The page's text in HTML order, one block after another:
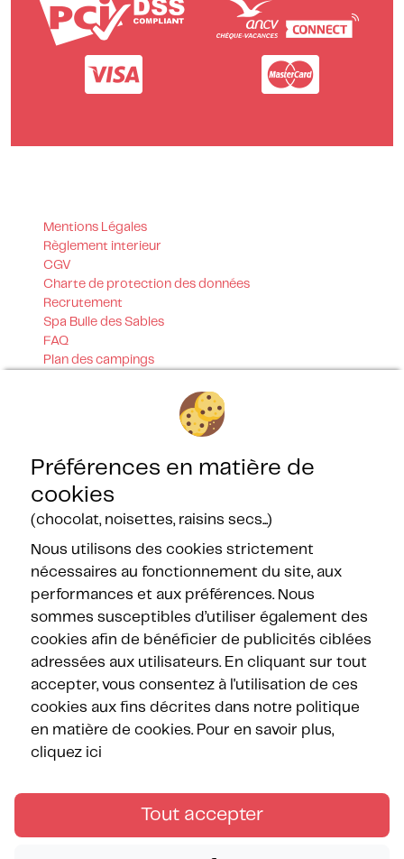
Mentions Légales
Règlement interieur
CGV
Charte de protection des données
Recrutement
Spa Bulle des Sables
FAQ
Plan des campings
Nos certifications
Nos partenaires
Suivez les Méditerranées !
Préférences en matière de
cookies
(chocolat, noisettes, raisins secs...)
Nous utilisons des cookies strictement
nécessaires au fonctionnement du site, aux
performances et aux préférences. Nous
sommes susceptibles d’utiliser également des
cookies afin de bénéficier de publicités ciblées
adressées aux utilisateurs. En cliquant sur tout
accepter, vous consentez à l'utilisation de ces
cookies aux fins décrites dans notre politique
en matière de cookies. Pour en savoir plus,
cliquez ici
Tout accepter